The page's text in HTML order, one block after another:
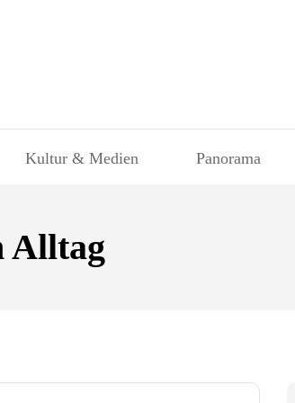
Kultur & Medien Panorama
Alltag